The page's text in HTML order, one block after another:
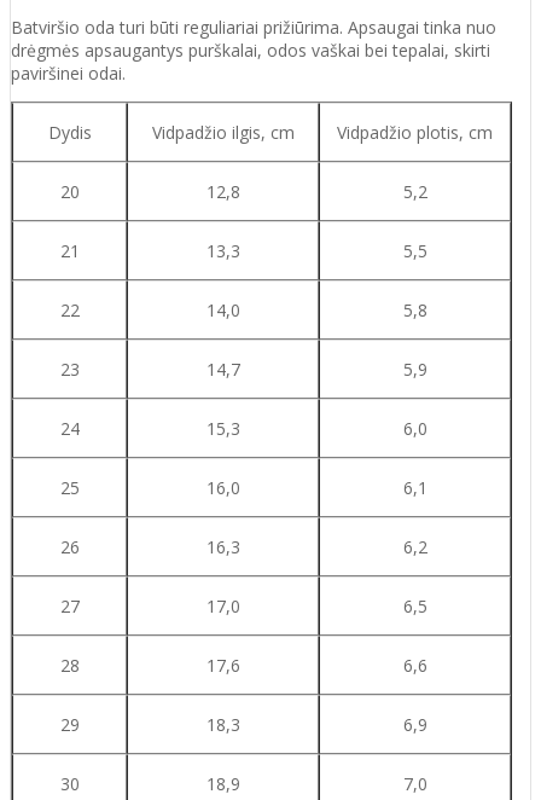
Batviršio oda turi būti reguliariai prižiūrima. Apsaugai tinka nuo
drėgmės apsaugantys purškalai, odos vaškai bei tepalai, skirti
paviršinei odai.
Dydis Vidpadžio ilgis, cm Vidpadžio plotis, cm
20 12,8 5,2
21 13,3 5,5
22 14,0 5,8
23 14,7 5,9
24 15,3 6,0
25 16,0 6,1
26 16,3 6,2
27 17,0 6,5
28 17,6 6,6
29 18,3 6,9
30 18,9 7,0